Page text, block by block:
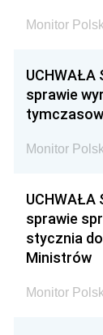
Monitor
UCHWAŁA
sprawie
Monitor
UCHWAŁA
sprawie
stycznia
Ministrów
Monitor